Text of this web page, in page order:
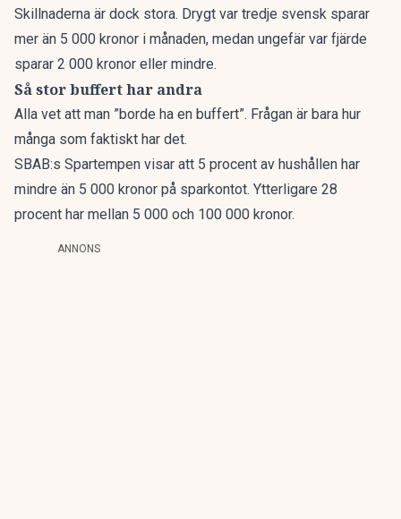
Skillnaderna är dock stora. Drygt var tredje svensk sparar
mer än 5 000 kronor i månaden, medan ungefär var fjärde
sparar 2 000 kronor eller mindre.
Så stor buffert har andra
Alla vet att man ”borde ha en buffert”. Frågan är bara hur
många som faktiskt har det.
SBAB:s Spartempen visar att 5 procent av hushållen har
mindre än 5 000 kronor på sparkontot. Ytterligare 28
procent har mellan 5 000 och 100 000 kronor.
ANNONS